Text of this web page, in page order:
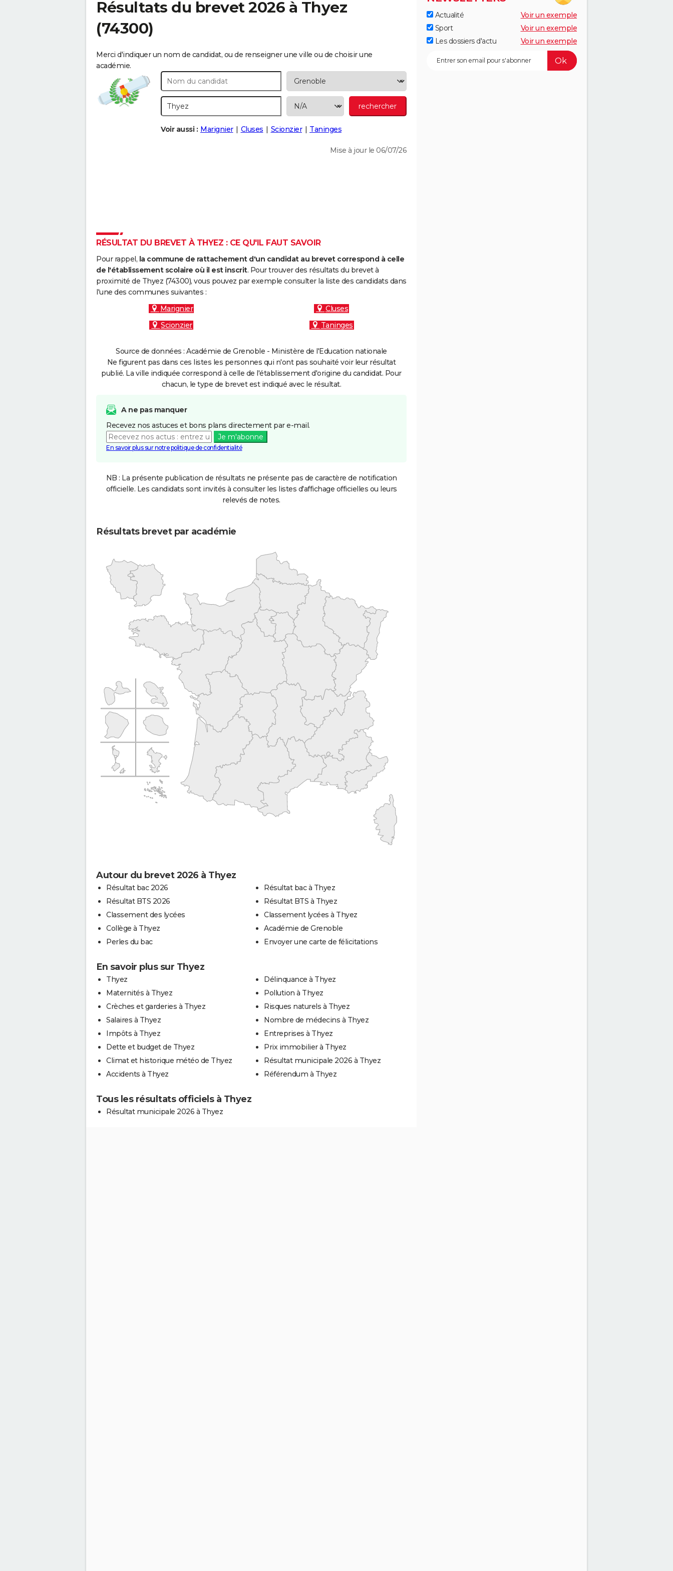
Résultats du brevet 2026 à Thyez
(74300)
Merci d'indiquer un nom de candidat, ou de renseigner une ville ou de choisir une
académie.
Voir aussi : Marignier Cluses Scionzier Taninges
Mise à jour le 06/07/26
RÉSULTAT DU BREVET À THYEZ : CE QU'IL FAUT SAVOIR
Pour rappel, la commune de rattachement d'un candidat au brevet correspond à celle
de l'établissement scolaire où il est inscrit. Pour trouver des résultats du brevet à
proximité de Thyez (74300), vous pouvez par exemple consulter la liste des candidats dans
l'une des communes suivantes :
Marignier
Cluses
Scionzier
Taninges
Source de données : Académie de Grenoble - Ministère de l'Education nationale
Ne figurent pas dans ces listes les personnes qui n'ont pas souhaité voir leur résultat
publié. La ville indiquée correspond à celle de l'établissement d'origine du candidat. Pour
chacun, le type de brevet est indiqué avec le résultat.
A ne pas manquer
Recevez nos astuces et bons plans directement par e-mail.
Je m'abonne
En savoir plus sur notre politique de confidentialité
NB : La présente publication de résultats ne présente pas de caractère de notification
officielle. Les candidats sont invités à consulter les listes d'affichage officielles ou leurs
relevés de notes.
Résultats brevet par académie
Autour du brevet 2026 à Thyez
Résultat bac 2026
Résultat BTS 2026
Classement des lycées
Collège à Thyez
Perles du bac
Résultat bac à Thyez
Résultat BTS à Thyez
Classement lycées à Thyez
Académie de Grenoble
Envoyer une carte de félicitations
En savoir plus sur Thyez
Thyez
Maternités à Thyez
Crèches et garderies à Thyez
Salaires à Thyez
Impôts à Thyez
Dette et budget de Thyez
Climat et historique météo de Thyez
Accidents à Thyez
Délinquance à Thyez
Pollution à Thyez
Risques naturels à Thyez
Nombre de médecins à Thyez
Entreprises à Thyez
Prix immobilier à Thyez
Résultat municipale 2026 à Thyez
Référendum à Thyez
Tous les résultats officiels à Thyez
Résultat municipale 2026 à Thyez
Actualité
Voir un exemple
Sport
Voir un exemple
Les dossiers d'actu
Voir un exemple